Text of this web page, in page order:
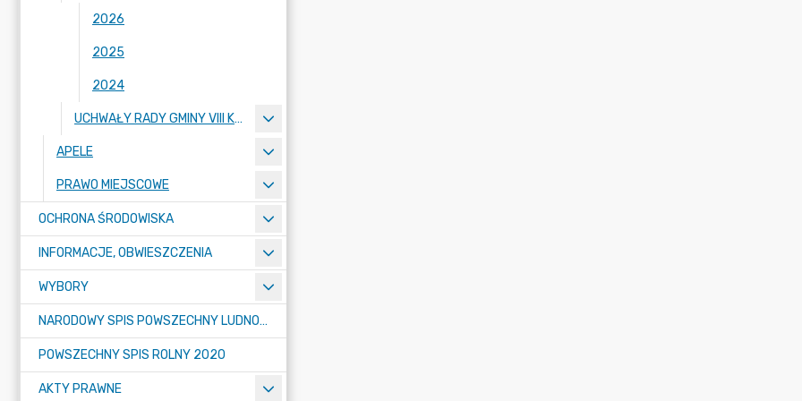
2026
2025
2024
UCHWAŁY RADY GMINY VIII KADENCJI 2018-2023
APELE
PRAWO MIEJSCOWE
OCHRONA ŚRODOWISKA
INFORMACJE, OBWIESZCZENIA
WYBORY
NARODOWY SPIS POWSZECHNY LUDNOŚCI I MIESZKAŃ W 2021
POWSZECHNY SPIS ROLNY 2020
AKTY PRAWNE